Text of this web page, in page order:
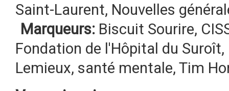
Saint-Laurent, Nouvelles
Marqueurs: Biscuit Sourire,
Fondation de l'Hôpital du Suroît,
Lemieux, santé mentale, Tim